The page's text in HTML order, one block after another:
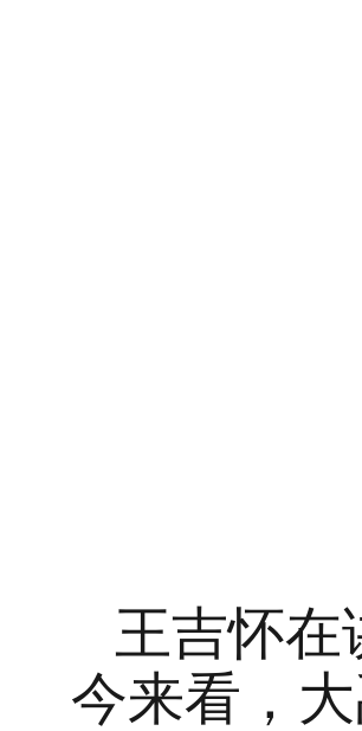
王吉怀在
今来看，